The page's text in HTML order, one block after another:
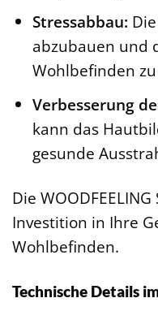
Stressabbau:
abzubauen und
Wohlbefinden
Verbesserung
kann das
gesunde
Die
Investition in Ihre
Wohlbefinden.
Technische Details